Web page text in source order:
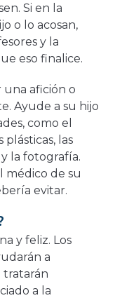
Si en la
o lo acosan,
y la
eso finalice.
una afición o
Ayude a su hijo
como el
plásticas, las
la fotografía.
médico de su
evitar.
y feliz. Los
a
tratarán
a la